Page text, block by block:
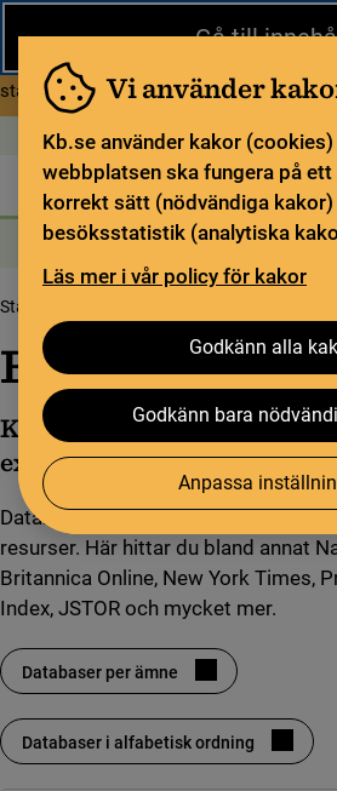
Gå till
Under sommaren har KB begränsad
öppettider. Vissa veckor är en del
stängda.Läs mer om Begränsad service i
Vi använder
Kb.se använder kakor
webbplatsen ska fungera på
korrekt sätt (nödvändiga
besöksstatistik (analytiska
Läs mer i vår policy för kakor
Godkänn alla
Godkänn bara
Anpassa
Öppet idag: StängtIn English
Biblioteket För bibliotekssektorn
Sök Sök
Söktjänster
Startsida
Externa
KB erbjuder tillgång till ett
externa databaser med
Databaslistan är en utvald samling
resurser. Här hittar du bland annat
Britannica Online, New York Times,
Index, JSTOR och mycket mer.
Databaser per ämne
(länk till annan webbplats, öppnas i nytt
Databaser i alfabetisk ordning
(länk till annan webbplats, öppnas i nytt